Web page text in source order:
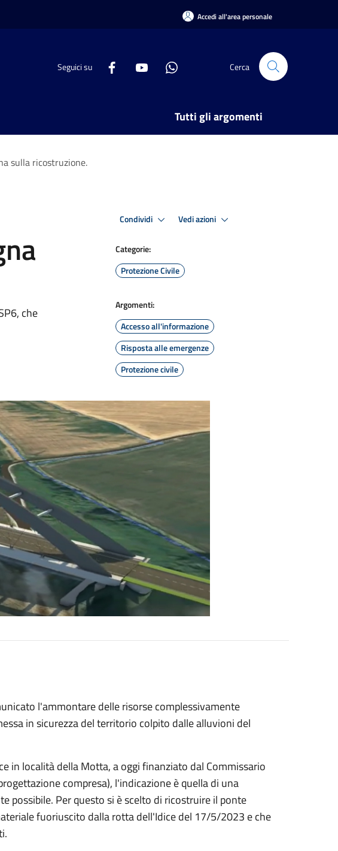
Accedi all'area personale
Seguici su Cerca
Tutti gli argomenti
sulla ricostruzione.
che
Condividi Vedi azioni
Categorie:
Protezione Civile
Argomenti:
Accesso all'informazione
Risposta alle emergenze
Protezione civile
l'ammontare delle risorse complessivamente
in sicurezza del territorio colpito dalle alluvioni del
in località della Motta, a oggi finanziato dal Commissario
compresa), l'indicazione è quella di una
possibile. Per questo si è scelto di ricostruire il ponte
fuoriuscito dalla rotta dell'Idice del 17/5/2023 e che